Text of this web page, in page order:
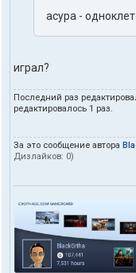
асура -
играл?
Последний раз
редактировалось 1 раз.
За это сообщение автора
Дизлайков: 0)